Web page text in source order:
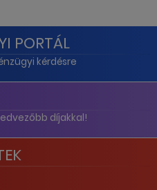
PORTÁL
kérdésre
díjakkal!